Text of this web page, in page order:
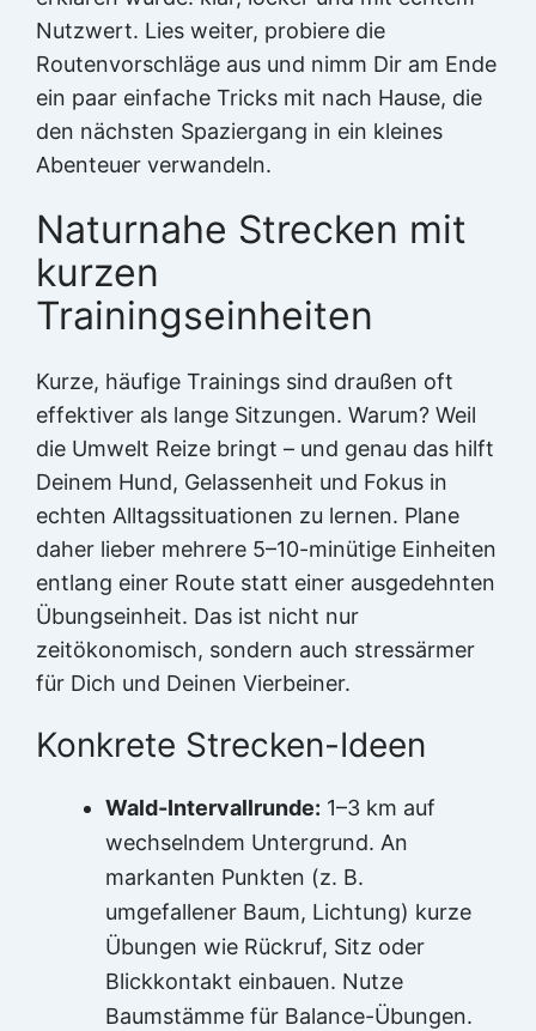
Nutzwert. Lies weiter, probiere die
Routenvorschläge aus und nimm Dir am Ende
ein paar einfache Tricks mit nach Hause, die
den nächsten Spaziergang in ein kleines
Abenteuer verwandeln.
Naturnahe Strecken mit
kurzen
Trainingseinheiten
Kurze, häufige Trainings sind draußen oft
effektiver als lange Sitzungen. Warum? Weil
die Umwelt Reize bringt – und genau das hilft
Deinem Hund, Gelassenheit und Fokus in
echten Alltagssituationen zu lernen. Plane
daher lieber mehrere 5–10-minütige Einheiten
entlang einer Route statt einer ausgedehnten
Übungseinheit. Das ist nicht nur
zeitökonomisch, sondern auch stressärmer
für Dich und Deinen Vierbeiner.
Konkrete Strecken-Ideen
Wald-Intervallrunde: 1–3 km auf
wechselndem Untergrund. An
markanten Punkten (z. B.
umgefallener Baum, Lichtung) kurze
Übungen wie Rückruf, Sitz oder
Blickkontakt einbauen. Nutze
Baumstämme für Balance-Übungen.